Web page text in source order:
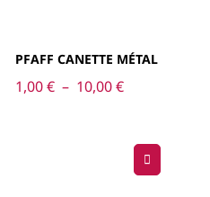
PFAFF CANETTE MÉTAL
1,00€ – 10,00€Plage
1,00 €